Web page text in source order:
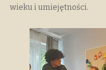
wieku i umiejętności.